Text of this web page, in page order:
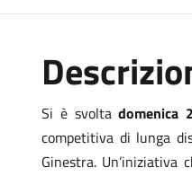
Si è svoltadomenica
competitiva di lunga
Ginestra. Un’iniziativa